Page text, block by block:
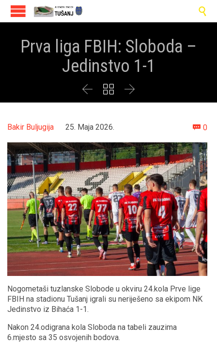

Prva liga FBIH: Sloboda –
Jedinstvo 1-1
  
Bakir Buljugija 25. Maja 2026.  0
Nogometaši tuzlanske Slobode u okviru 24.kola Prve lige
FBIH na stadionu Tušanj igrali su neriješeno sa ekipom NK
Jedinstvo iz Bihaća 1-1.
Nakon 24.odigrana kola Sloboda na tabeli zauzima
6.mjesto sa 35 osvojenih bodova.